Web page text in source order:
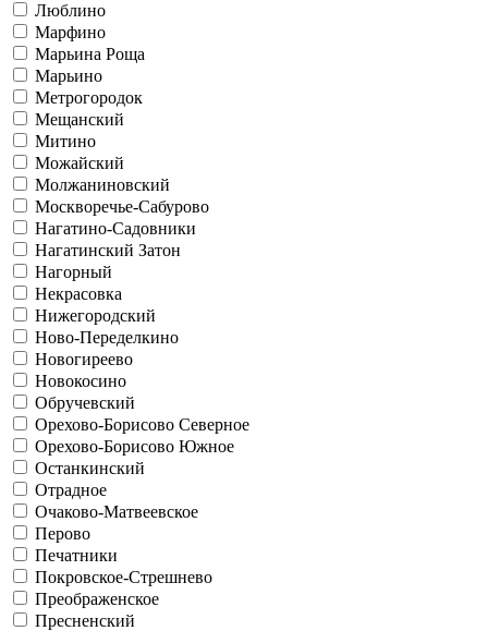
Люблино
Марфино
Марьина Роща
Марьино
Метрогородок
Мещанский
Митино
Можайский
Молжаниновский
Москворечье-Сабурово
Нагатино-Садовники
Нагатинский Затон
Нагорный
Некрасовка
Нижегородский
Ново-Переделкино
Новогиреево
Новокосино
Обручевский
Орехово-Борисово Северное
Орехово-Борисово Южное
Останкинский
Отрадное
Очаково-Матвеевское
Перово
Печатники
Покровское-Стрешнево
Преображенское
Пресненский